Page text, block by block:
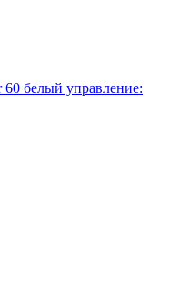
белый управление: